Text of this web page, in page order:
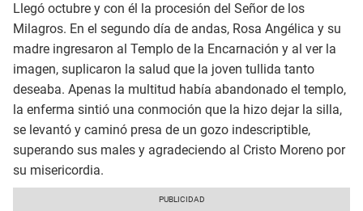
Llegó octubre y con él la procesión del Señor de los
Milagros. En el segundo día de andas, Rosa Angélica y su
madre ingresaron al Templo de la Encarnación y al ver la
imagen, suplicaron la salud que la joven tullida tanto
deseaba. Apenas la multitud había abandonado el templo,
la enferma sintió una conmoción que la hizo dejar la silla,
se levantó y caminó presa de un gozo indescriptible,
superando sus males y agradeciendo al Cristo Moreno por
su misericordia.